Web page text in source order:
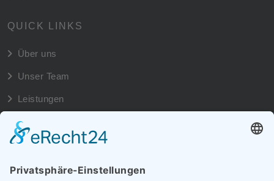
QUICK LINKS
Über uns
Unser Team
Leistungen
NEUSTE NEWS
1. Nobember, 2024